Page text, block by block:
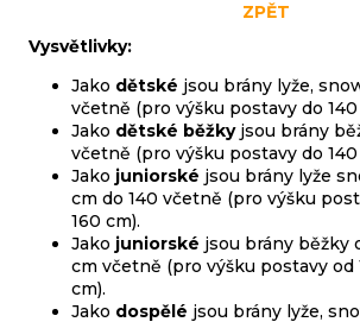
ZPĚT
Vysvětlivky:
Jako dětské jsou brány lyže,
včetně (pro výšku postavy do 140
Jako dětské běžkyjsou brány
včetně (pro výšku postavy do 140
Jako juniorské jsou brány lyže
cm do 140 včetně (pro výšku
160 cm).
Jako juniorské jsou brány běžky
cm včetně (pro výšku postavy od
cm).
Jako dospělé jsou brány lyže,
j
e
ODRÁŽEDLO
KELLYS
KIRU
RACE
PURPLE